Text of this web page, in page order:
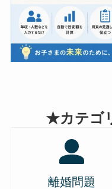
★カテゴ
離婚問題